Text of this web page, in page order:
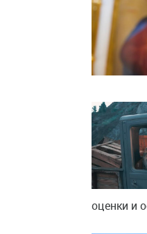
оценки и